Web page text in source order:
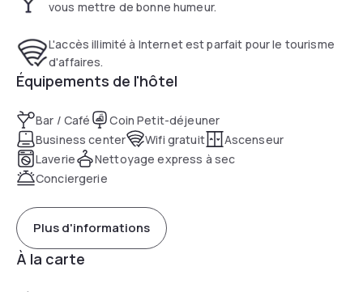
vous mettre de bonne humeur.
L'accès illimité à Internet est parfait pour le tourisme
d'affaires.
Équipements de l'hôtel
Bar / Café
Coin Petit-déjeuner
Business center
Wifi gratuit
Ascenseur
Laverie
Nettoyage express à sec
Conciergerie
Plus d'informations
À la carte